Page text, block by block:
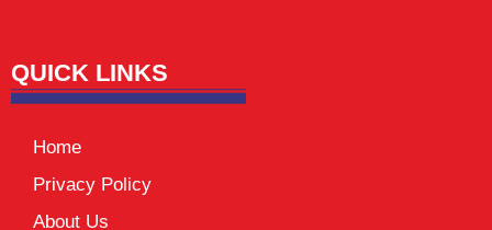
QUICK LINKS
Home
Privacy Policy
About Us